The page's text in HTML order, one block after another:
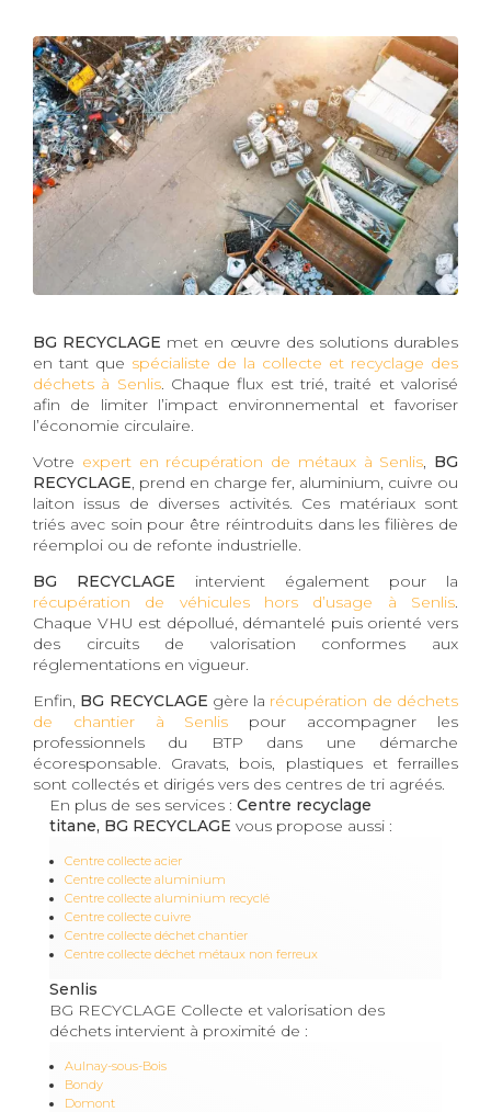
BG RECYCLAGE met en œuvre des solutions durables
en tant que spécialiste de la collecte et recyclage des
déchets à Senlis. Chaque flux est trié, traité et valorisé
afin de limiter l’impact environnemental et favoriser
l’économie circulaire.
Votre expert en récupération de métaux à Senlis, BG
RECYCLAGE, prend en charge fer, aluminium, cuivre ou
laiton issus de diverses activités. Ces matériaux sont
triés avec soin pour être réintroduits dans les filières de
réemploi ou de refonte industrielle.
BG RECYCLAGE intervient également pour la
récupération de véhicules hors d’usage à Senlis.
Chaque VHU est dépollué, démantelé puis orienté vers
des circuits de valorisation conformes aux
réglementations en vigueur.
Enfin, BG RECYCLAGE gère la récupération de déchets
de chantier à Senlis pour accompagner les
professionnels du BTP dans une démarche
écoresponsable. Gravats, bois, plastiques et ferrailles
sont collectés et dirigés vers des centres de tri agréés.
En plus de ses services : Centre recyclage
titane, BG RECYCLAGE vous propose aussi :
Centre collecte acier
Centre collecte aluminium
Centre collecte aluminium recyclé
Centre collecte cuivre
Centre collecte déchet chantier
Centre collecte déchet métaux non ferreux
Senlis
BG RECYCLAGE Collecte et valorisation des
déchets intervient à proximité de :
Aulnay-sous-Bois
Bondy
Domont